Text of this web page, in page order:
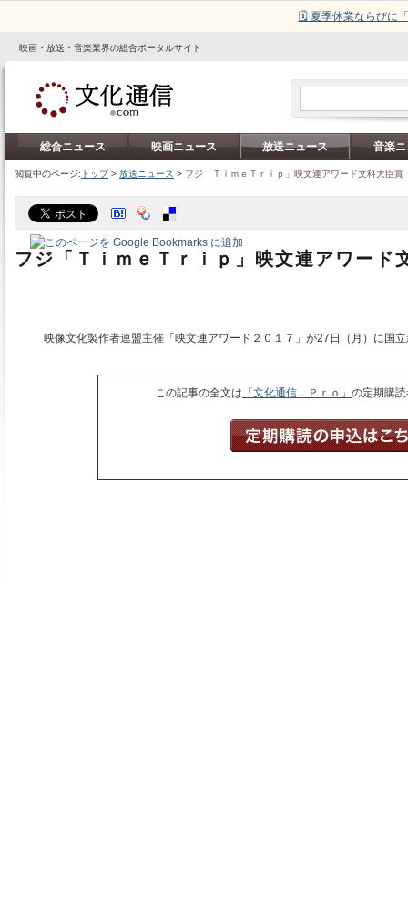
🗓️ 夏季休業ならびに
映画・放送・音楽業界の総合ポータルサイト
総合ニュース 映画ニュース 放送ニュース 音楽
閲覧中のページ: トップ> 放送ニュース > フジ「ＴｉｍｅＴｒｉｐ」映文連アワード文科大臣賞
フジ「ＴｉｍｅＴｒｉｐ」映文連アワード
映像文化製作者連盟主催「映文連アワード２０１７」が27日（月）に国
この記事の全文は 「文化通信．Ｐｒｏ」の定期購